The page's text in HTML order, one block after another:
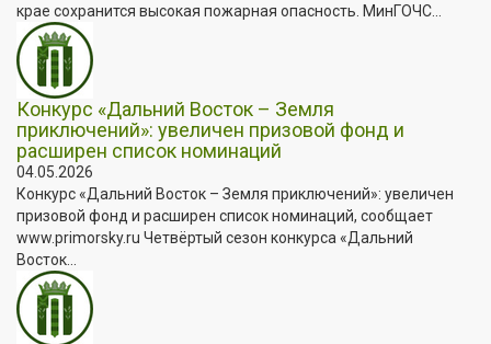
крае сохранится высокая пожарная опасность. МинГОЧС...
Конкурс «Дальний Восток – Земля
приключений»: увеличен призовой фонд и
расширен список номинаций
04.05.2026
Конкурс «Дальний Восток – Земля приключений»: увеличен
призовой фонд и расширен список номинаций, сообщает
www.primorsky.ru Четвёртый сезон конкурса «Дальний
Восток...